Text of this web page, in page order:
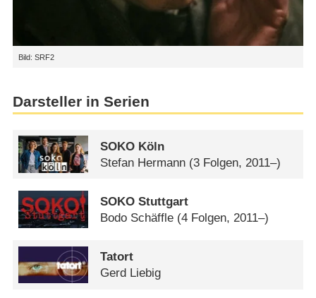
Bild: SRF2
Darsteller in Serien
SOKO Köln
Stefan Hermann (3 Folgen, 2011–)
SOKO Stuttgart
Bodo Schäffle (4 Folgen, 2011–)
Tatort
Gerd Liebig